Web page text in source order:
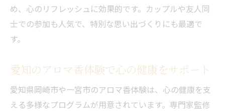
香水作り体験でカップルや友人と絆を深め
る
香りを通じて共有するリラックス時間の魅
力
日常から離れるアロマ体験のおすすめポイ
め、心のリフレッシュに効果的です。カップルや友人同
士での参加も人気で、特別な思い出づくりにも最適で
す。
愛知のアロマ香体験で心の健康をサポート
愛知県岡崎市や一宮市のアロマ香体験は、心の健康を支
える多様なプログラムが用意されています。専門家監修